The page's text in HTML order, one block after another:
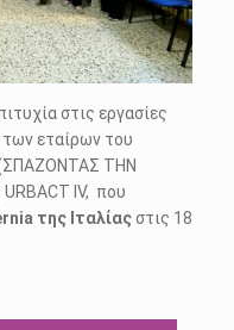
στις εργασίες
εταίρων του
ΤΗΝ
IV, που
της Ιταλίαςστις 18